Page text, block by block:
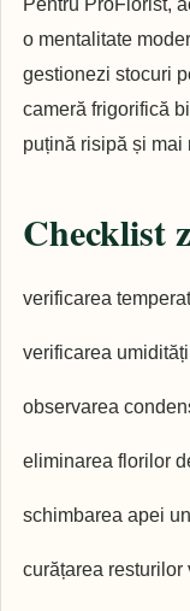
Pentru ProFlorist,
o mentalitate
gestionezi stocuri
cameră frigorifică
puțină risipă și mai
Checklist
verificarea
verificarea
observarea
eliminarea florilor
schimbarea apei
curățarea resturilor